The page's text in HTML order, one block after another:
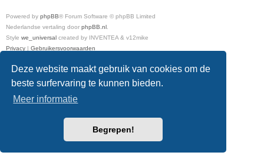
Deze website maakt gebruik van cookies om de
beste surfervaring te kunnen bieden.
Meer informatie
Begrepen!
Powered by phpBB® Forum Software © phpBB Limited
Nederlandse vertaling door phpBB.nl
Style we_universal created by INVENTEA & v12mike
Privacy | Gebruikersvoorwaarden